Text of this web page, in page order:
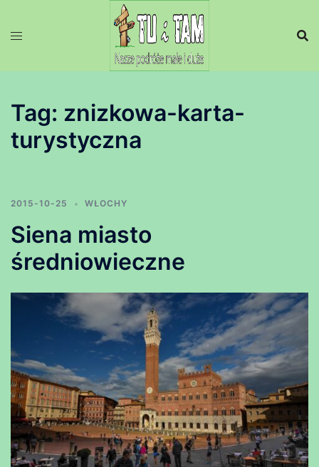
Tag: znizkowa-karta-
turystyczna
2015-10-25 WŁOCHY
Siena miasto
średniowieczne